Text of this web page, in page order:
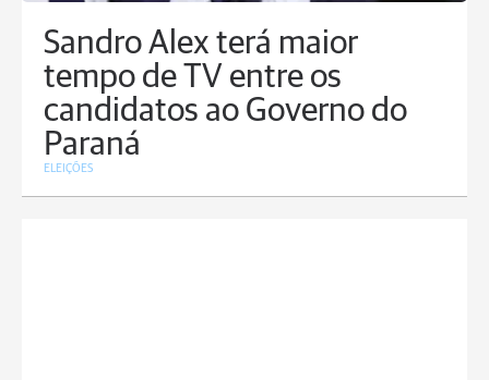
Sandro Alex terá maior
tempo de TV entre os
candidatos ao Governo do
Paraná
ELEIÇÕES